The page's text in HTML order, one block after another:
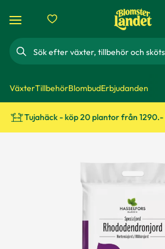
Sök
VäxterTillbehörBlombudErbjudanden
Tujahäck - köp 20 plantor från 1290.-